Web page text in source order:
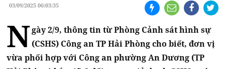
03/09/2025 06:03:35
Ngày 2/9, thông tin từ Phòng Cảnh sát hình sự
(CSHS) Công an TP Hải Phòng cho biết, đơn vị
vừa phối hợp với Công an phường An Dương (TP